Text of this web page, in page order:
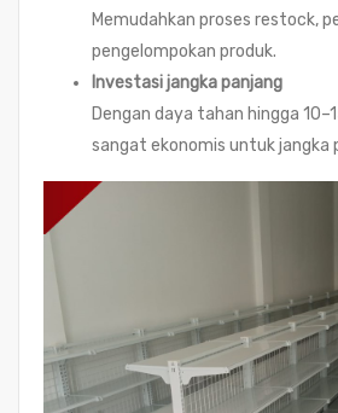
Memudahkan proses restock,
pengelompokan produk.
Investasi jangka panjang
Dengan daya tahan hingga
sangat ekonomis untuk jangka